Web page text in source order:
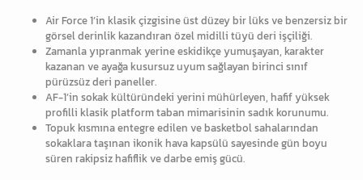
Air Force 1’in klasik çizgisine üst düzey bir lüks ve benzersiz bir
görsel derinlik kazandıran özel midilli tüyü deri işçiliği.
Zamanla yıpranmak yerine eskidikçe yumuşayan, karakter
kazanan ve ayağa kusursuz uyum sağlayan birinci sınıf
pürüzsüz deri paneller.
AF-1’in sokak kültüründeki yerini mühürleyen, hafif yüksek
profilli klasik platform taban mimarisinin sadık korunumu.
Topuk kısmına entegre edilen ve basketbol sahalarından
sokaklara taşınan ikonik hava kapsülü sayesinde gün boyu
süren rakipsiz hafiflik ve darbe emiş gücü.